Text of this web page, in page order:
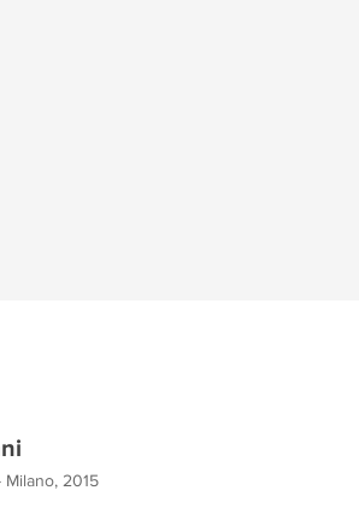
Milano, 2015